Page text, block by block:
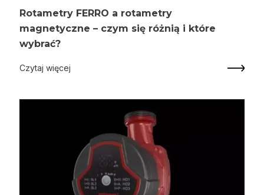
Rotametry FERRO a rotametry
magnetyczne – czym się różnią i które
wybrać?
Czytaj więcej